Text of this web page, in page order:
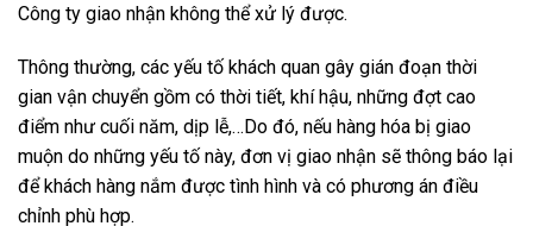
Công ty giao nhận không thể xử lý được.
Thông thường, các yếu tố khách quan gây gián đoạn thời
gian vận chuyển gồm có thời tiết, khí hậu, những đợt cao
điểm như cuối năm, dịp lễ,…Do đó, nếu hàng hóa bị giao
muộn do những yếu tố này, đơn vị giao nhận sẽ thông báo lại
để khách hàng nắm được tình hình và có phương án điều
chỉnh phù hợp.